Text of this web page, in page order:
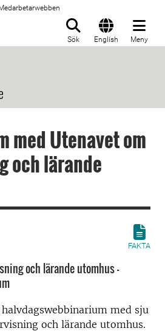
Sök English Meny
med Utenavet om
och lärande
FAKTA
och lärande utomhus -
med sju
och lärande utomhus.